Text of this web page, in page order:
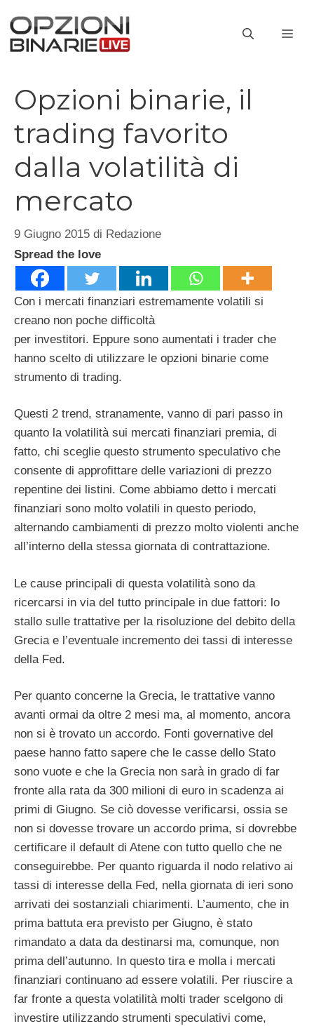
contenuto
Opzioni binarie, il
trading favorito
dalla volatilità di
mercato
9 Giugno 2015 di Redazione
Spread the love
Con i mercati finanziari estremamente volatili si
creano non poche difficoltà
per investitori. Eppure sono aumentati i trader che
hanno scelto di utilizzare le opzioni binarie come
strumento di trading.
Questi 2 trend, stranamente, vanno di pari passo in
quanto la volatilità sui mercati finanziari premia, di
fatto, chi sceglie questo strumento speculativo che
consente di approfittare delle variazioni di prezzo
repentine dei listini. Come abbiamo detto i mercati
finanziari sono molto volatili in questo periodo,
alternando cambiamenti di prezzo molto violenti anche
all’interno della stessa giornata di contrattazione.
Le cause principali di questa volatilità sono da
ricercarsi in via del tutto principale in due fattori: lo
stallo sulle trattative per la risoluzione del debito della
Grecia e l’eventuale incremento dei tassi di interesse
della Fed.
Per quanto concerne la Grecia, le trattative vanno
avanti ormai da oltre 2 mesi ma, al momento, ancora
non si è trovato un accordo. Fonti governative del
paese hanno fatto sapere che le casse dello Stato
sono vuote e che la Grecia non sarà in grado di far
fronte alla rata da 300 milioni di euro in scadenza ai
primi di Giugno. Se ciò dovesse verificarsi, ossia se
non si dovesse trovare un accordo prima, si dovrebbe
certificare il default di Atene con tutto quello che ne
conseguirebbe. Per quanto riguarda il nodo relativo ai
tassi di interesse della Fed, nella giornata di ieri sono
arrivati dei sostanziali chiarimenti. L’aumento, che in
prima battuta era previsto per Giugno, è stato
rimandato a data da destinarsi ma, comunque, non
prima dell’autunno. In questo tira e molla i mercati
finanziari continuano ad essere volatili. Per riuscire a
far fronte a questa volatilità molti trader scelgono di
investire utilizzando strumenti speculativi come,